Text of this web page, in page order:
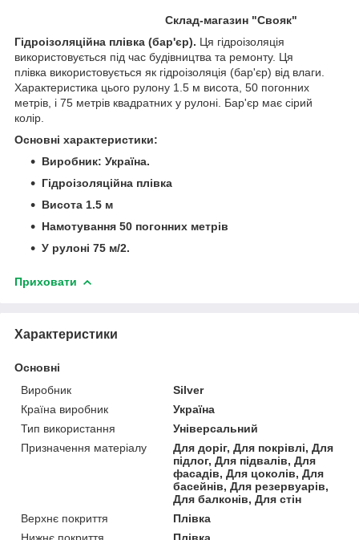
Склад-магазин "Свояк"
Гідроізоляційна плівка (бар'єр). Ця гідроізоляція
використовується під час будівництва та ремонту. Ця
плівка використовується як гідроізоляція (бар'єр) від влаги.
Характеристика цього рулону 1.5 м висота, 50 погонних
метрів, і 75 метрів квадратних у рулоні. Бар'єр має сірий
колір.
Основні характеристики:
Виробник: Україна.
Гідроізоляційна плівка
Висота 1.5 м
Намотування 50 погонних метрів
У рулоні 75 м/2.
Приховати
Характеристики
Основні
Виробник
Silver
Країна виробник
Україна
Тип використання
Універсальний
Призначення матеріалу
Для доріг, Для покрівлі, Для
підлог, Для підвалів, Для
фасадів, Для цоколів, Для
басейнів, Для резервуарів,
Для балконів, Для стін
Верхнє покриття
Плівка
Нижнє покриття
Плівка